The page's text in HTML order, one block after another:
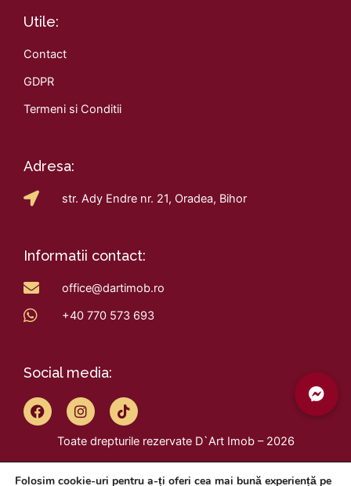
Utile:
Contact
GDPR
Termeni si Conditii
Adresa:
str. Ady Endre nr. 21, Oradea, Bihor
Informatii contact:
office@dartimob.ro
+40 770 573 693
Social media:
F
a
c
b
o
I
n
s
t
a
g
T
i
k
t
o
Toate drepturile rezervate D`Art Imob – 2026
Folosim cookie-uri pentru a-ți oferi cea mai bună experiență pe